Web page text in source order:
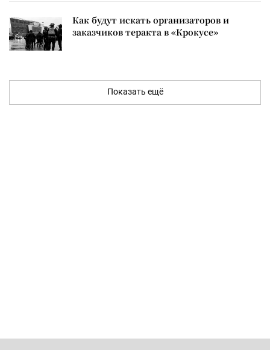
Как будут искать организаторов и
заказчиков теракта в «Крокусе»
Показать ещё